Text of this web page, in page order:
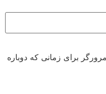
برای زمانی که دوباره